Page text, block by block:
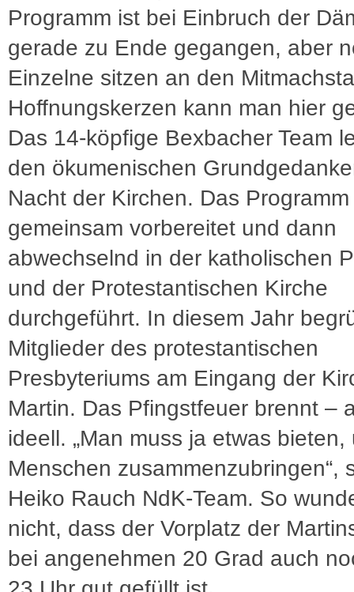
Programm ist bei Einbruch der
gerade zu Ende gegangen, aber
Einzelne sitzen an den
Hoffnungskerzen kann man hier
Das 14-köpfige Bexbacher Team
den ökumenischen
Nacht der Kirchen. Das
gemeinsam vorbereitet und dann
abwechselnd in der katholischen
und der Protestantischen Kirche
durchgeführt. In diesem Jahr
Mitglieder des protestantischen
Presbyteriums am Eingang der
Martin. Das Pfingstfeuer brennt –
ideell. „Man muss ja etwas bieten,
Menschen zusammenzubringen“,
Heiko Rauch NdK-Team. So
nicht, dass der Vorplatz der
bei angenehmen 20 Grad auch